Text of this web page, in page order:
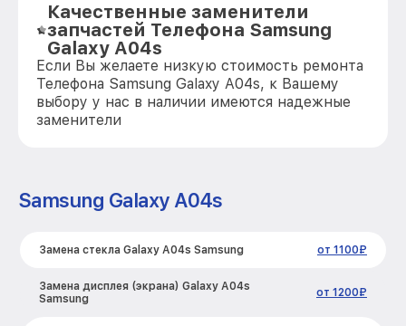
Качественные заменители
запчастей Телефона Samsung
Galaxy A04s
Если Вы желаете низкую стоимость ремонта
Телефона Samsung Galaxy A04s, к Вашему
выбору у нас в наличии имеются надежные
заменители
Samsung Galaxy A04s
Замена стекла Galaxy A04s Samsung от 1100₽
Замена дисплея (экрана) Galaxy A04s
Samsung
от 1200₽